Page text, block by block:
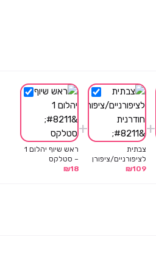
+
צבתית
לציפורניים/ציפורן
חודרנית – סדרת
₪109
+
ראש שיוף יהלום 1
– סטלקס
₪18